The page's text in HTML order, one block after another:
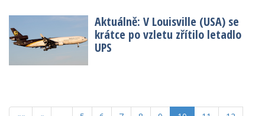
Aktuálně: V Louisville (USA) se
krátce po vzletu zřítilo letadlo
UPS